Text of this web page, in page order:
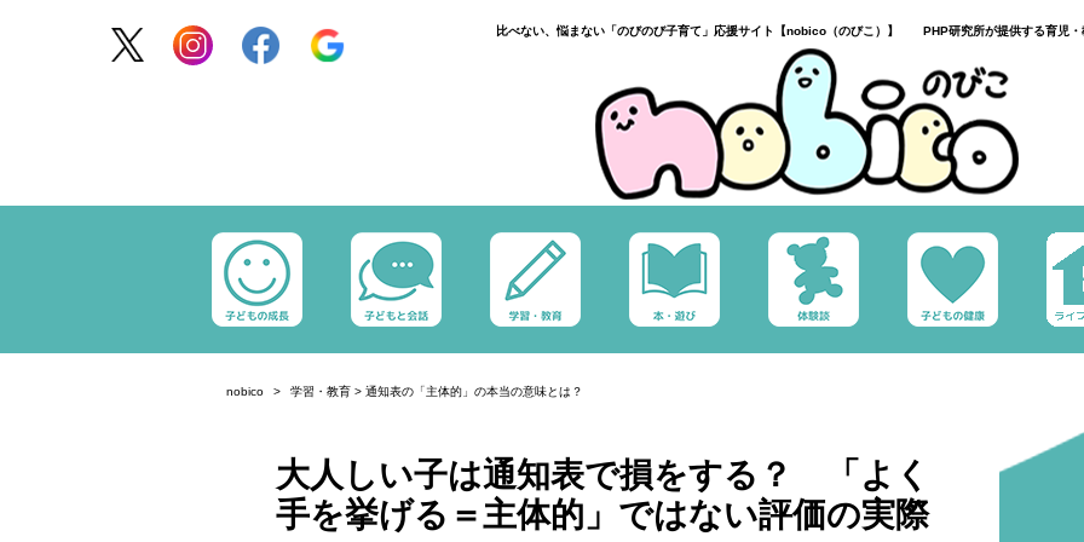
比べない、悩まない「のびのび子育て」応援サイト【nobico（のびこ）】 PHP研究所が提供する育児・
nobico 学習・教育 > 通知表の「主体的」の本当の意味とは？
大人しい子は通知表で損をする？ 「よく
手を挙げる＝主体的」ではない評価の実際